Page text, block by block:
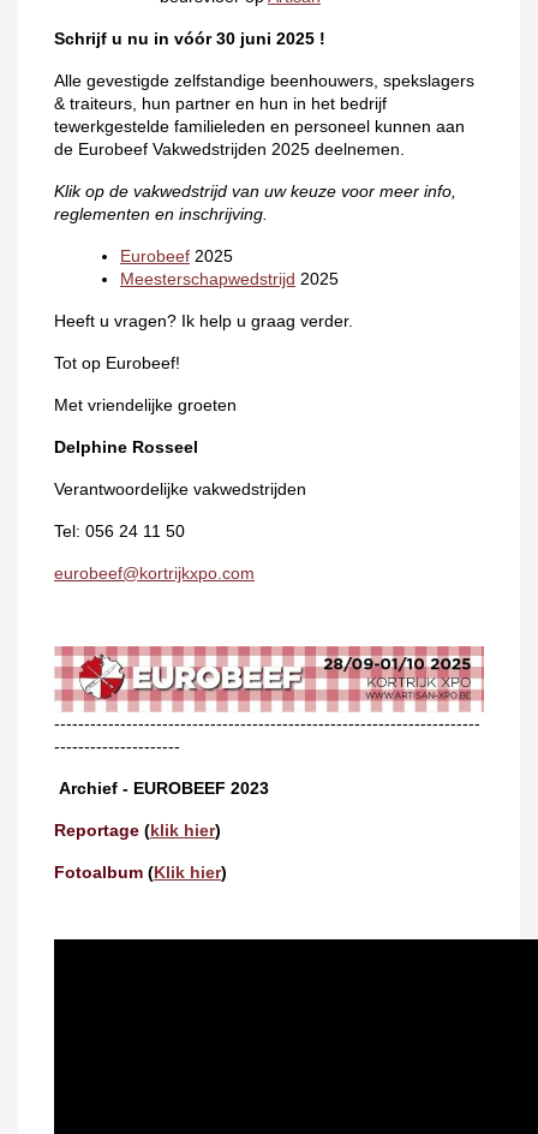
Schrijf u nu in vóór 30 juni 2025 !
Alle gevestigde zelfstandige beenhouwers, spekslagers
& traiteurs, hun partner en hun in het bedrijf
tewerkgestelde familieleden en personeel kunnen aan
de Eurobeef Vakwedstrijden 2025 deelnemen.
Klik op de vakwedstrijd van uw keuze voor meer info,
reglementen en inschrijving.
Eurobeef 2025
Meesterschapwedstrijd 2025
Heeft u vragen? Ik help u graag verder.
Tot op Eurobeef!
Met vriendelijke groeten
Delphine Rosseel
Verantwoordelijke vakwedstrijden
Tel: 056 24 11 50
eurobeef@kortrijkxpo.com
-----------------------------------------------------------------------
---------------------
Archief - EUROBEEF 2023
Reportage (klik hier)
Fotoalbum (Klik hier)